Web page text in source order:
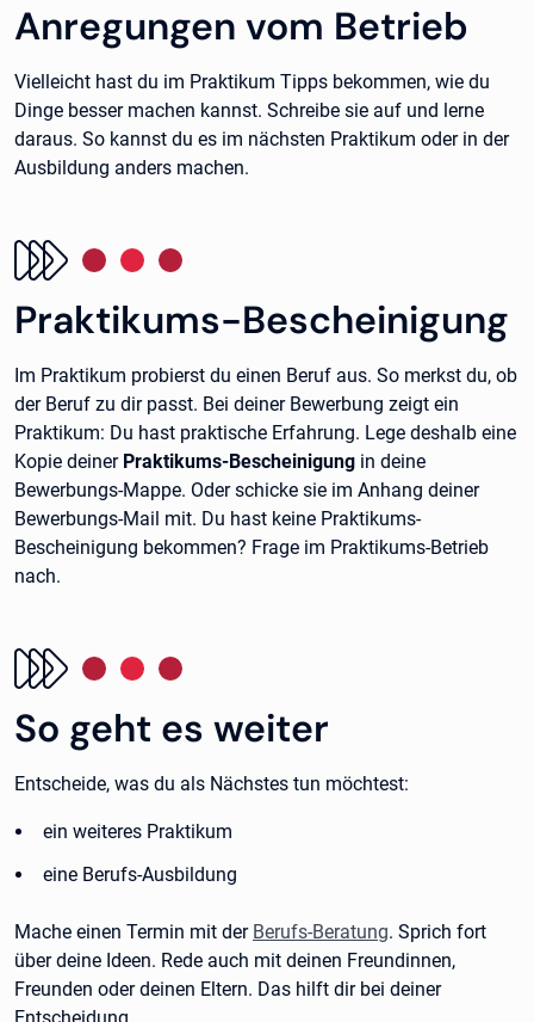
Anregungen vom Betrieb
Vielleicht hast du im Praktikum Tipps bekommen, wie du
Dinge besser machen kannst. Schreibe sie auf und lerne
daraus. So kannst du es im nächsten Praktikum oder in der
Ausbildung anders machen.
Praktikums-Bescheinigung
Im Praktikum probierst du einen Beruf aus. So merkst du, ob
der Beruf zu dir passt. Bei deiner Bewerbung zeigt ein
Praktikum: Du hast praktische Erfahrung. Lege deshalb eine
Kopie deiner Praktikums-Bescheinigung in deine
Bewerbungs-Mappe. Oder schicke sie im Anhang deiner
Bewerbungs-Mail mit. Du hast keine Praktikums-
Bescheinigung bekommen? Frage im Praktikums-Betrieb
nach.
So geht es weiter
Entscheide, was du als Nächstes tun möchtest:
ein weiteres Praktikum
eine Berufs-Ausbildung
Mache einen Termin mit der Berufs-Beratung. Sprich fort
über deine Ideen. Rede auch mit deinen Freundinnen,
Freunden oder deinen Eltern. Das hilft dir bei deiner